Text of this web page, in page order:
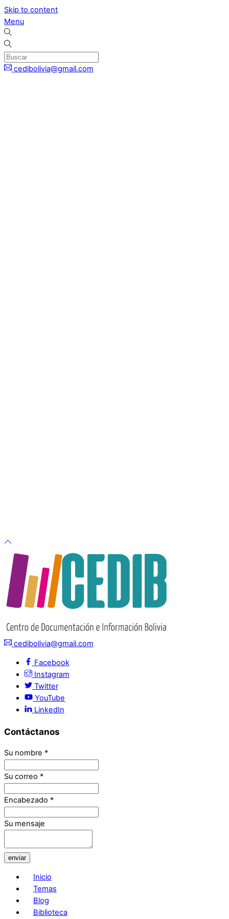
Skip to content
Menu
cedibolivia@gmail.com
cedibolivia@gmail.com
Facebook
Instagram
Twitter
YouTube
LinkedIn
Contáctanos
Su nombre *
Su correo *
Encabezado *
Su mensaje
enviar
Inicio
Temas
Blog
Biblioteca